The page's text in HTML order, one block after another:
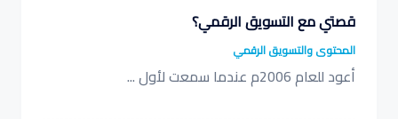
قصتي مع التسويق الرقمي؟
المحتوى والتسويق الرقمي
أعود للعام 2006م عندما سمعت لأول ...